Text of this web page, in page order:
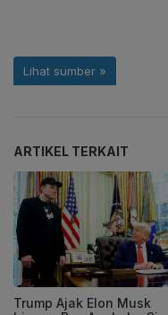
ARTIKEL TERKAIT
Trump Ajak Elon Musk